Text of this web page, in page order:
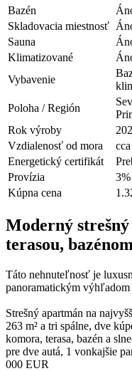
Bazén
Skladovacia miestnosť
Sauna
Klimatizované
Vybavenie
Poloha / Región
Rok výroby
Vzdialenosť od mora
Energetický certifikát
Provízia
Kúpna cena
Moderný
terasou,
Táto nehnuteľnosť je
panoramatickým výhľadom
Strešný apartmán na
263 m² a tri spálne, dve
komora, terasa, bazén a
pre dve autá, 1 vonkajšie
000 EUR